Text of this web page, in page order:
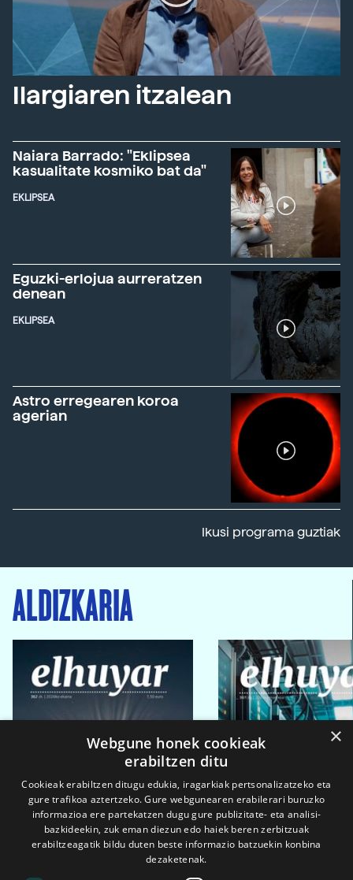
Ilargiaren itzalean
Naiara Barrado: "Eklipsea
kasualitate kosmiko bat da"
EKLIPSEA
Eguzki-erlojua aurreratzen
denean
EKLIPSEA
Astro erregearen koroa
agerian
Ikusi programa guztiak
ALDIZKARIA
×
Webgune honek cookieak
erabiltzen ditu
Cookieak erabiltzen ditugu edukia, iragarkiak pertsonalizatzeko eta
gure trafikoa aztertzeko. Gure webgunearen erabilerari buruzko
informazioa ere partekatzen dugu gure publizitate- eta analisi-
bazkideekin, zuk eman diezun edo haiek beren zerbitzuak
erabiltzeagatik bildu duten beste informazio batzuekin konbina
dezaketenak.